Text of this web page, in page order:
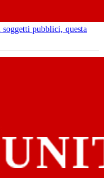
soggetti pubblici, questa